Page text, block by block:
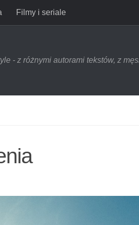
Filmy i seriale
- z różnymi autorami tekstów, z